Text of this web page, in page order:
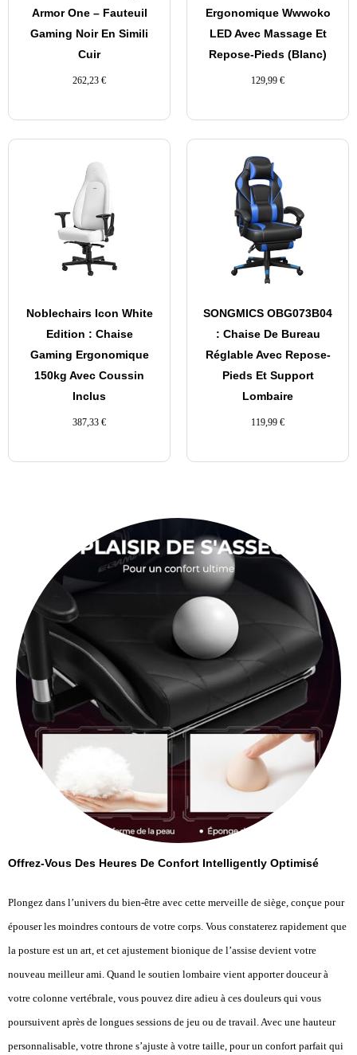
Armor One – Fauteuil
Gaming Noir En Simili
Cuir
262,23 €
Ergonomique Wwwoko
LED Avec Massage Et
Repose-Pieds (Blanc)
129,99 €
Noblechairs Icon White
Edition : Chaise
Gaming Ergonomique
150kg Avec Coussin
Inclus
387,33 €
SONGMICS OBG073B04
: Chaise De Bureau
Réglable Avec Repose-
Pieds Et Support
Lombaire
119,99 €
Offrez-Vous Des Heures De Confort Intelligently Optimisé
Plongez dans l’univers du bien-être avec cette merveille de siège, conçue pour
épouser les moindres contours de votre corps. Vous constaterez rapidement que
la posture est un art, et cet ajustement bionique de l’assise devient votre
nouveau meilleur ami. Quand le soutien lombaire vient apporter douceur à
votre colonne vertébrale, vous pouvez dire adieu à ces douleurs qui vous
poursuivent après de longues sessions de jeu ou de travail. Avec une hauteur
personnalisable, votre throne s’ajuste à votre taille, pour un confort parfait qui